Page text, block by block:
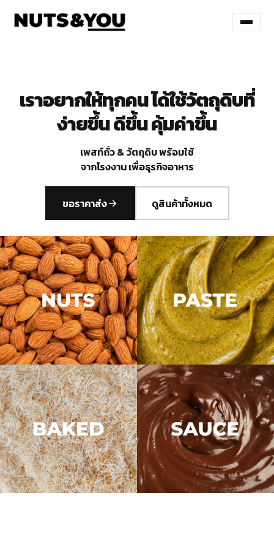
เราอยากให้ทุกคน ได้ใช้วัตถุดิบที่
ง่ายขึ้น ดีขึ้น คุ้มค่าขึ้น
เพสท์ถั่ว & วัตถุดิบ พร้อมใช้
จากโรงงาน เพื่อธุรกิจอาหาร
ขอราคาส่ง ดูสินค้าทั้งหมด